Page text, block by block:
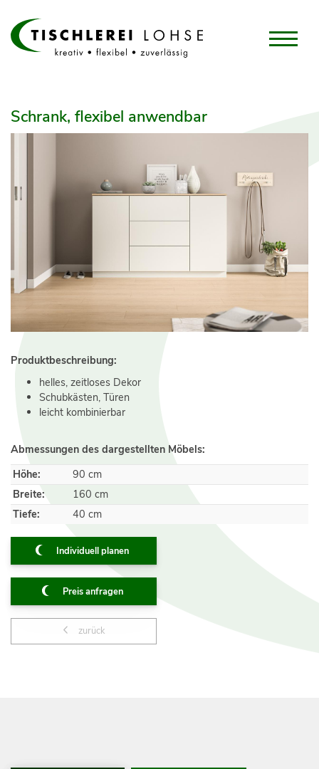
Schrank, flexibel anwendbar
Produktbeschreibung:
helles, zeitloses Dekor
Schubkästen, Türen
leicht kombinierbar
Abmessungen des dargestellten Möbels:
Höhe:
90 cm
Breite:
160 cm
Tiefe:
40 cm
Individuell planen
Preis anfragen
zurück